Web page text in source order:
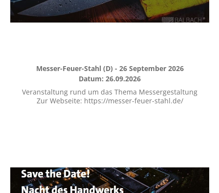
Messer-Feuer-Stahl (D) - 26 September 2026
Datum: 26.09.2026
Veranstaltung rund um das Thema Messergestaltung
Zur Webseite: https://messer-feuer-stahl.de/